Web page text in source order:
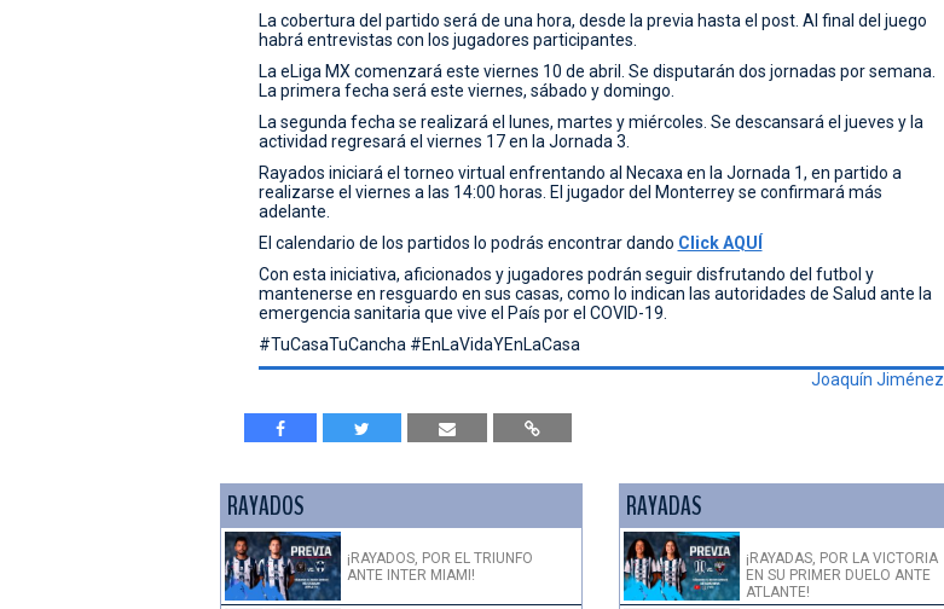
La cobertura del partido será de una hora, desde la previa hasta el post. Al final del juego
habrá entrevistas con los jugadores participantes.
La eLiga MX comenzará este viernes 10 de abril. Se disputarán dos jornadas por semana.
La primera fecha será este viernes, sábado y domingo.
La segunda fecha se realizará el lunes, martes y miércoles. Se descansará el jueves y la
actividad regresará el viernes 17 en la Jornada 3.
Rayados iniciará el torneo virtual enfrentando al Necaxa en la Jornada 1, en partido a
realizarse el viernes a las 14:00 horas. El jugador del Monterrey se confirmará más
adelante.
El calendario de los partidos lo podrás encontrar dando Click AQUÍ
Con esta iniciativa, aficionados y jugadores podrán seguir disfrutando del futbol y
mantenerse en resguardo en sus casas, como lo indican las autoridades de Salud ante la
emergencia sanitaria que vive el País por el COVID-19.
#TuCasaTuCancha #EnLaVidaYEnLaCasa
Joaquín Jiménez
RAYADOS
¡RAYADOS, POR EL TRIUNFO
ANTE INTER MIAMI!
RAYADAS
¡RAYADAS, POR LA VICTORIA
EN SU PRIMER DUELO ANTE
ATLANTE!